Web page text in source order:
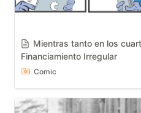
Mientras tanto en los
Financiamiento Irregular
Comic